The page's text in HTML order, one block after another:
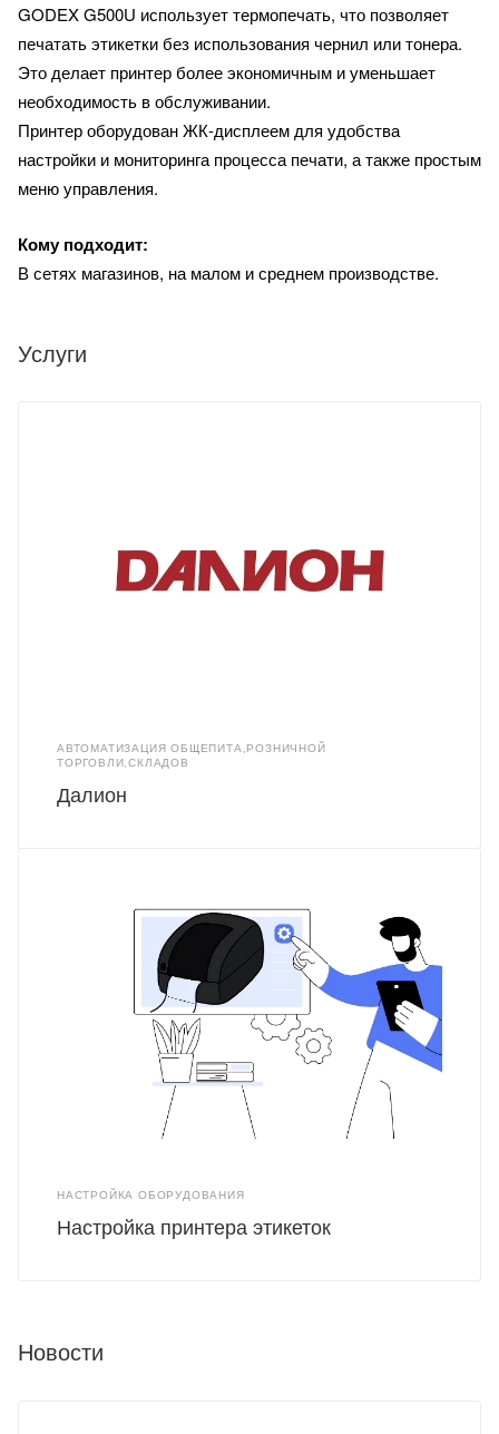
GODEX G500U использует термопечать, что позволяет
печатать этикетки без использования чернил или тонера.
Это делает принтер более экономичным и уменьшает
необходимость в обслуживании.
Принтер оборудован ЖК-дисплеем для удобства
настройки и мониторинга процесса печати, а также простым
меню управления.
Кому подходит:
В сетях магазинов, на малом и среднем производстве.
Услуги
АВТОМАТИЗАЦИЯ ОБЩЕПИТА,РОЗНИЧНОЙ
ТОРГОВЛИ,СКЛАДОВ
Далион
НАСТРОЙКА ОБОРУДОВАНИЯ
Настройка принтера этикеток
Новости